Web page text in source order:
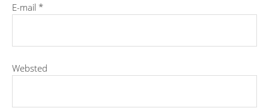
E-mail *
Websted